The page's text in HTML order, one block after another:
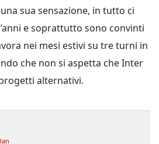
sua sensazione, in tutto ci
e soprattutto sono convinti
nei mesi estivi su tre turni in
che non si aspetta che Inter
alternativi.